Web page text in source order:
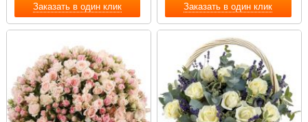
Заказать в один клик Заказать в один клик